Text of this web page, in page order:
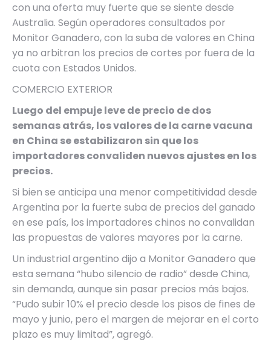
con una oferta muy fuerte que se siente desde
Australia. Según operadores consultados por
Monitor Ganadero, con la suba de valores en China
ya no arbitran los precios de cortes por fuera de la
cuota con Estados Unidos.
COMERCIO EXTERIOR
Luego del empuje leve de precio de dos
semanas atrás, los valores de la carne vacuna
en China se estabilizaron sin que los
importadores convaliden nuevos ajustes en los
precios.
Si bien se anticipa una menor competitividad desde
Argentina por la fuerte suba de precios del ganado
en ese país, los importadores chinos no convalidan
las propuestas de valores mayores por la carne.
Un industrial argentino dijo a Monitor Ganadero que
esta semana “hubo silencio de radio” desde China,
sin demanda, aunque sin pasar precios más bajos.
“Pudo subir 10% el precio desde los pisos de fines de
mayo y junio, pero el margen de mejorar en el corto
plazo es muy limitad”, agregó.